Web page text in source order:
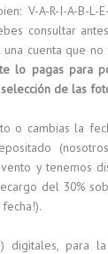
V-A-R-I-A-B-
consultar
cuenta que
lo pagas para
de las
o cambias la
y tenemos
del 30%
digitales, para